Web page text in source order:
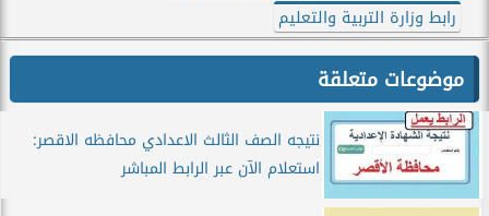
رابط وزارة التربية والتعليم
موضوعات متعلقة
نتيجه الصف الثالث الاعدادي محافظه الاقصر:
استعلام الآن عبر الرابط المباشر